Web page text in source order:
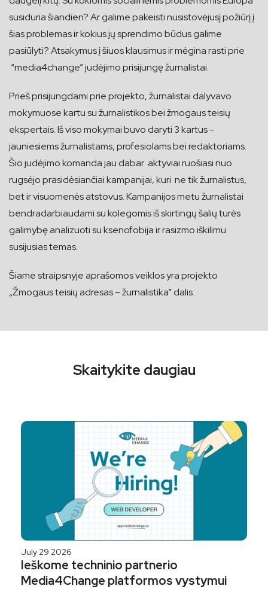
susiduria šiandien? Ar galime pakeisti nusistovėjusį požiūrį į
šias problemas ir kokius jų sprendimo būdus galime
pasiūlyti? Atsakymus į šiuos klausimus ir mėgina rasti prie
“media4change” judėjimo prisijungę žurnalistai.
Prieš prisijungdami prie projekto, žurnalistai dalyvavo
mokymuose kartu su žurnalistikos bei žmogaus teisių
ekspertais. Iš viso mokymai buvo daryti 3 kartus –
jauniesiems žurnalistams, profesiolams bei redaktoriams.
Šio judėjimo komanda jau dabar aktyviai ruošiasi nuo
rugsėjo prasidėsiančiai kampanijai, kuri ne tik žurnalistus,
bet ir visuomenės atstovus. Kampanijos metu žurnalistai
bendradarbiaudami su kolegomis iš skirtingų šalių turės
galimybę analizuoti su ksenofobija ir rasizmo iškilimu
susijusias temas.
Šiame straipsnyje aprašomos veiklos yra projekto
„Žmogaus teisių adresas – žurnalistika“ dalis.
Skaitykite daugiau
July 29 2026
Ieškome techninio partnerio
Media4Change platformos vystymui